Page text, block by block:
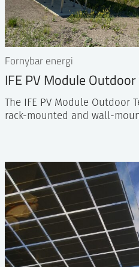
Fornybar energi
IFE PV Module
The IFE PV Module Outdoor
rack-mounted and wall-